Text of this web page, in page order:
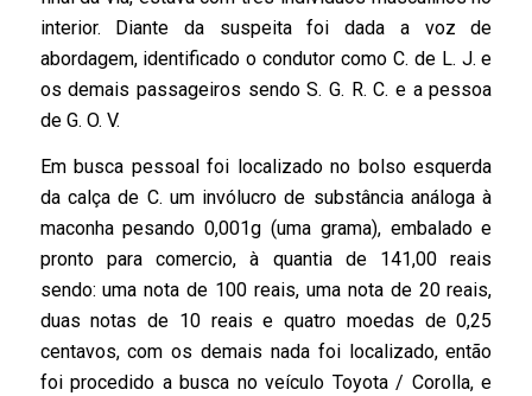
interior. Diante da suspeita foi dada a voz de
abordagem, identificado o condutor como C. de L. J. e
os demais passageiros sendo S. G. R. C. e a pessoa
de G. O. V.
Em busca pessoal foi localizado no bolso esquerda
da calça de C. um invólucro de substância análoga à
maconha pesando 0,001g (uma grama), embalado e
pronto para comercio, à quantia de 141,00 reais
sendo: uma nota de 100 reais, uma nota de 20 reais,
duas notas de 10 reais e quatro moedas de 0,25
centavos, com os demais nada foi localizado, então
foi procedido a busca no veículo Toyota / Corolla, e